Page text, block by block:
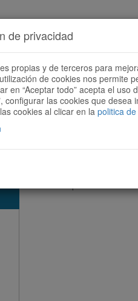
Cercador de rutes
de privacidad
propias y de terceros para
de cookies nos permite
en “Aceptar todo” acepta el
configurar las cookies que
cookies al clicar en la politica